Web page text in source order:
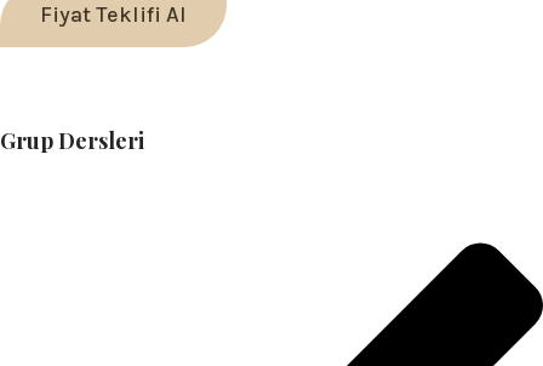
Fiyat Teklifi Al
Grup Dersleri